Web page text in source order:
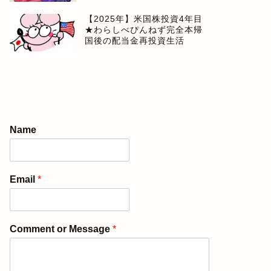
【2025年】米国株投資4年目
★わらしべぴんねず完全本帰
国後の配当金再投資生活
Name
Email *
Comment or Message *